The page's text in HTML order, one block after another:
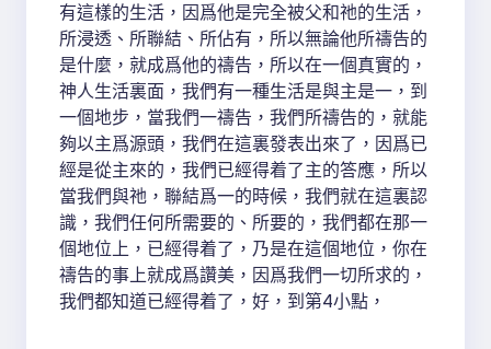
有這樣的生活，因爲他是完全被父和祂的生活，
所浸透、所聯結、所佔有，所以無論他所禱告的
是什麼，就成爲他的禱告，所以在一個真實的，
神人生活裏面，我們有一種生活是與主是一，到
一個地步，當我們一禱告，我們所禱告的，就能
夠以主爲源頭，我們在這裏發表出來了，因爲已
經是從主來的，我們已經得着了主的答應，所以
當我們與祂，聯結爲一的時候，我們就在這裏認
識，我們任何所需要的、所要的，我們都在那一
個地位上，已經得着了，乃是在這個地位，你在
禱告的事上就成爲讚美，因爲我們一切所求的，
我們都知道已經得着了，好，到第4小點，